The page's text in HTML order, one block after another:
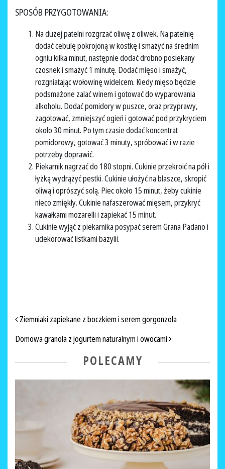
SPOSÓB PRZYGOTOWANIA:
Na dużej patelni rozgrzać oliwę z oliwek. Na patelnię
dodać cebulę pokrojoną w kostkę i smażyć na średnim
ogniu kilka minut, następnie dodać drobno posiekany
czosnek i smażyć 1 minutę. Dodać mięso i smażyć,
rozgniatając wołowinę widelcem. Kiedy mięso będzie
podsmażone zalać winem i gotować do wyparowania
alkoholu. Dodać pomidory w puszce, oraz przyprawy,
zagotować, zmniejszyć ogień i gotować pod przykryciem
około 30 minut. Po tym czasie dodać koncentrat
pomidorowy, gotować 3 minuty, spróbować i w razie
potrzeby doprawić.
Piekarnik nagrzać do 180 stopni. Cukinie przekroić na pół i
łyżką wydrążyć pestki. Cukinie ułożyć na blaszce, skropić
oliwą i oprószyć solą. Piec około 15 minut, żeby cukinie
nieco zmiękły. Cukinie nafaszerować mięsem, przykryć
kawałkami mozarelli i zapiekać 15 minut.
Cukinie wyjąć z piekarnika posypać serem Grana Padano i
udekorować listkami bazylii.
NAWIGACJA PO ARTYKUŁACH
Ziemniaki zapiekane z boczkiem i serem gorgonzola
Domowa granola z jogurtem naturalnym i owocami
POLECAMY